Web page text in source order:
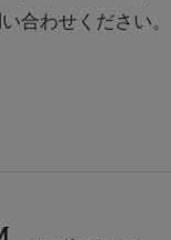
合わせください。